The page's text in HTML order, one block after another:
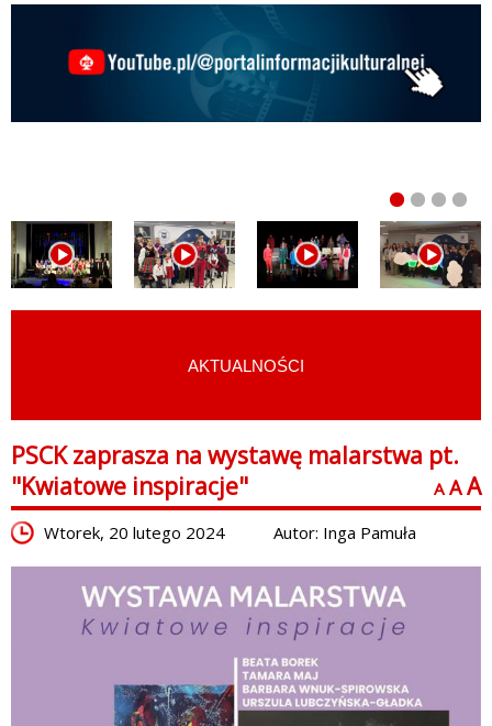
AKTUALNOŚCI
PSCK zaprasza na wystawę malarstwa pt.
"Kwiatowe inspiracje"
A A A
Wtorek, 20 lutego 2024 Autor: Inga Pamuła